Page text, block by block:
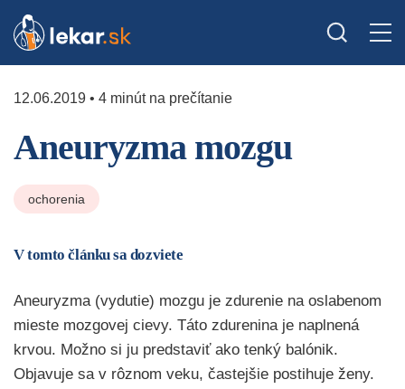
12.06.2019 • 4 minút na prečítanie
Aneuryzma mozgu
ochorenia
V tomto článku sa dozviete
Aneuryzma (vydutie) mozgu je zdurenie na oslabenom
mieste mozgovej cievy. Táto zdurenina je naplnená
krvou. Možno si ju predstaviť ako tenký balónik.
Objavuje sa v rôznom veku, častejšie postihuje ženy.